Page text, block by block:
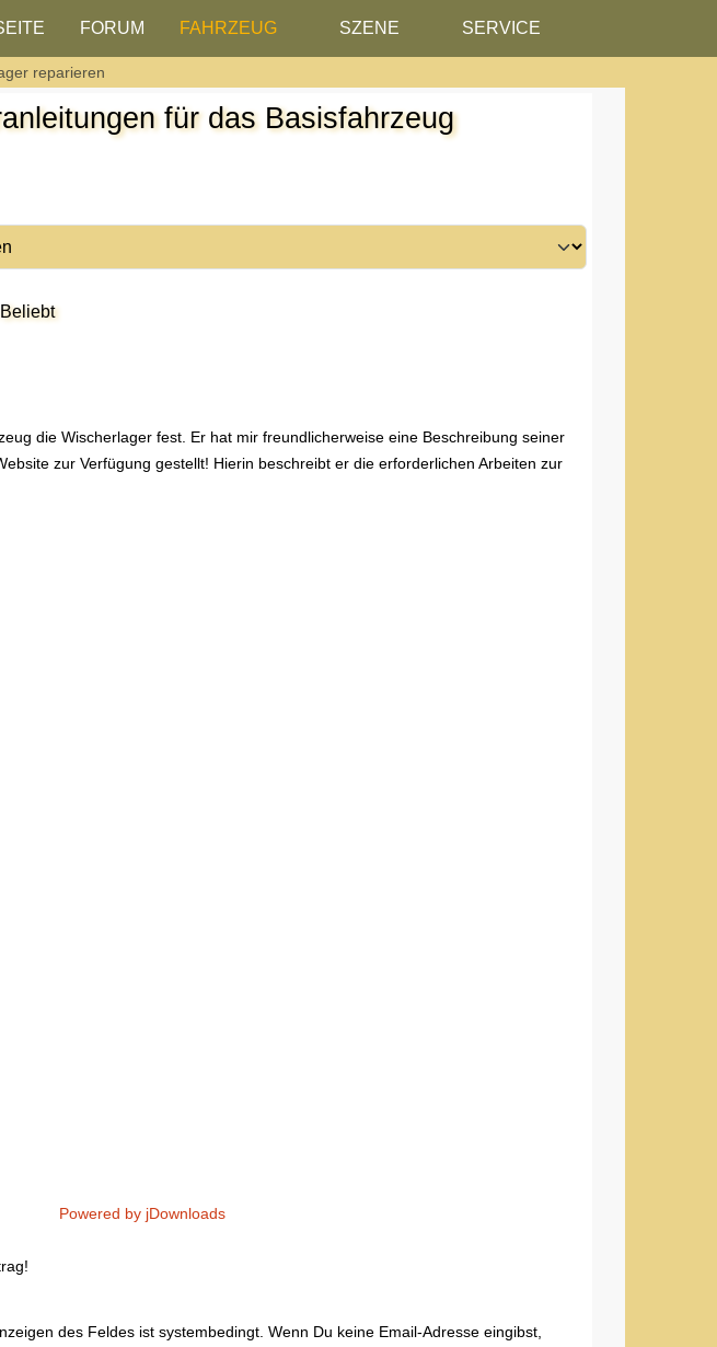
FORUM FAHRZEUG SZENE SERVICE
reparieren
für das Basisfahrzeug
Beliebt
die Wischerlager fest. Er hat mir freundlicherweise eine Beschreibung seiner
zur Verfügung gestellt! Hierin beschreibt er die erforderlichen Arbeiten zur
Powered by jDownloads
des Feldes ist systembedingt. Wenn Du keine Email-Adresse eingibst,